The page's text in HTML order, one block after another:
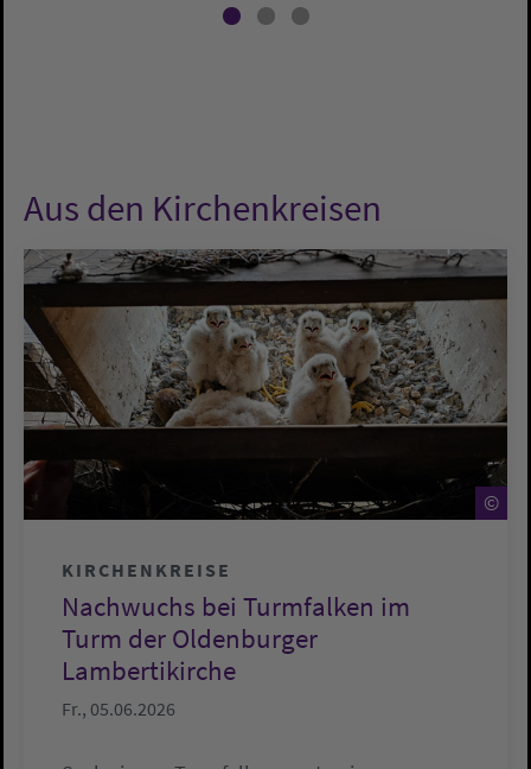
Aus den Kirchenkreisen
©
©
KIRCHENKREISE
Nachwuchs bei Turmfalken im
Turm der Oldenburger
Lambertikirche
Fr., 05.06.2026